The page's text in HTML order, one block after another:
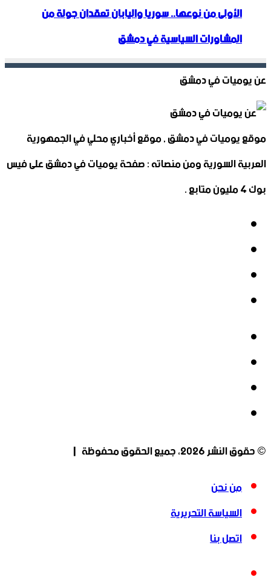
الأولى من نوعها.. سوريا واليابان تعقدان جولة من
المشاورات السياسية في دمشق
عن يوميات في دمشق
موقع يوميات في دمشق , موقع أخباري محلي في الجمهورية
العربية السورية ومن منصاته : صفحة يوميات في دمشق على فيس
بوك 4 مليون متابع .
© حقوق النشر 2026، جميع الحقوق محفوظة |
من نحن
السياسة التحريرية
اتصل بنا